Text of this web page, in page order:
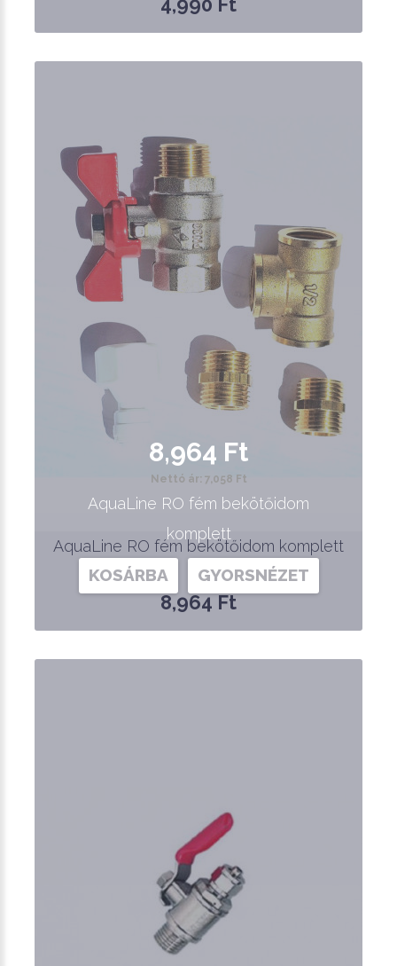
AquaLine RO fém bekötőidom komplett
8,964 Ft
8,964 Ft
Nettó ár: 7,058 Ft
AquaLine RO fém bekötőidom
komplett
KOSÁRBA GYORSNÉZET